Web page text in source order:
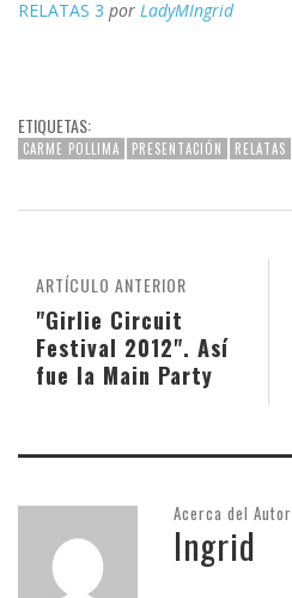
RELATAS 3 por LadyMIngrid
ETIQUETAS:
CARME POLLIMA PRESENTACIÓN RELATAS
ARTÍCULO ANTERIOR
"Girlie Circuit
Festival 2012". Así
fue la Main Party
Acerca del Autor
Ingrid